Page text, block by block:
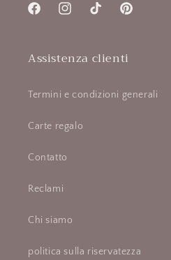
FacebookInstagramTikTok Pinterest
Assistenza clienti
Termini e condizioni generali
Carte regalo
Contatto
Reclami
Chi siamo
politica sulla riservatezza